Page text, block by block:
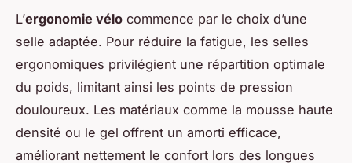
L’ergonomie vélo commence par le choix d’une
selle adaptée. Pour réduire la fatigue, les selles
ergonomiques privilégient une répartition optimale
du poids, limitant ainsi les points de pression
douloureux. Les matériaux comme la mousse haute
densité ou le gel offrent un amorti efficace,
améliorant nettement le confort lors des longues